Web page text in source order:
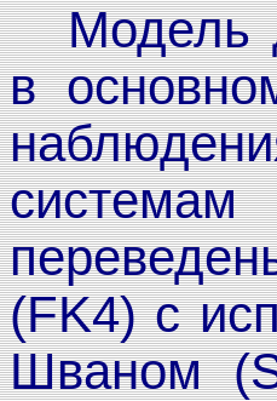
Модель
в
системам
(FK4) с
Шваном